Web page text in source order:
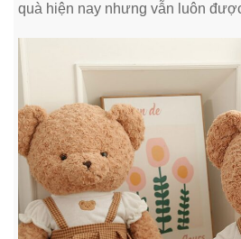
quà hiện nay nhưng vẫn luôn